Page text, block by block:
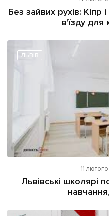
Картки
Репортаж
Лонгріди
Зв'язатися з нами
Політика конфіденційності
Без зайвих рухів: Кіпр
в'їзду для
ЛЬВІВ
11
Львівські школярі